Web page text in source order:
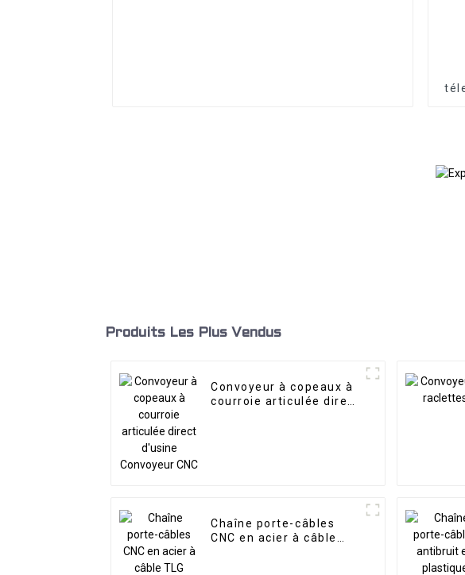
Produits Les Plus Vendus
Convoyeur à copeaux à
courroie articulée direct
Chaîne porte-câbles
CNC en acier à câble